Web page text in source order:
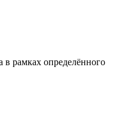
в рамках определённого